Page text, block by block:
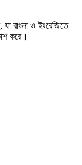
যা বাংলা ও ইংরেজিতে
করে।